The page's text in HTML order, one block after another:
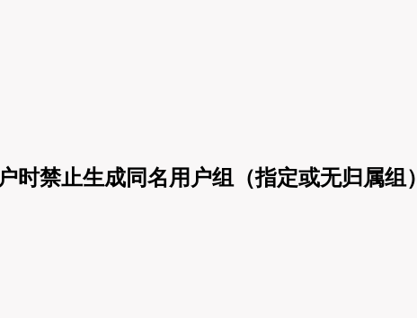
时禁止生成同名用户组（指定或无归属组）